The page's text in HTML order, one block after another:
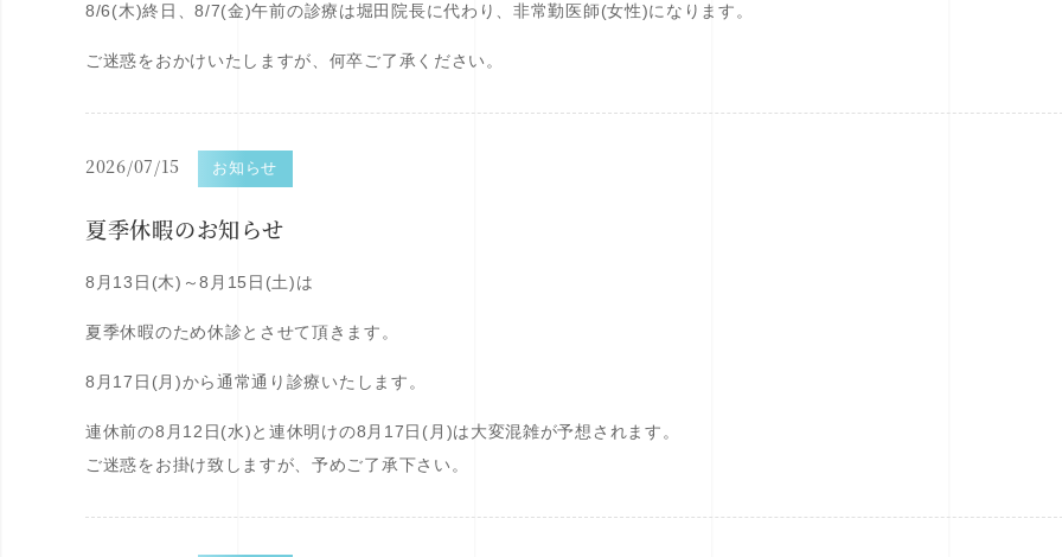
8/6(木)終日、8/7(金)午前の診療は堀田院長に代わり、非常勤医師(女性)になります。
ご迷惑をおかけいたしますが、何卒ご了承ください。
2026/07/15 お知らせ
夏季休暇のお知らせ
8月13日(木)～8月15日(土)は
夏季休暇のため休診とさせて頂きます。
8月17日(月)から通常通り診療いたします。
連休前の8月12日(水)と連休明けの8月17日(月)は大変混雑が予想されます。
ご迷惑をお掛け致しますが、予めご了承下さい。